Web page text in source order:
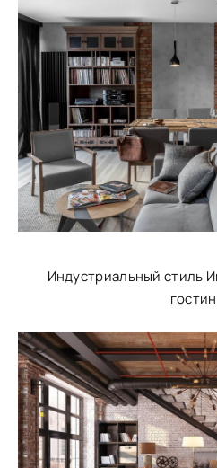
Индустриальный стиль